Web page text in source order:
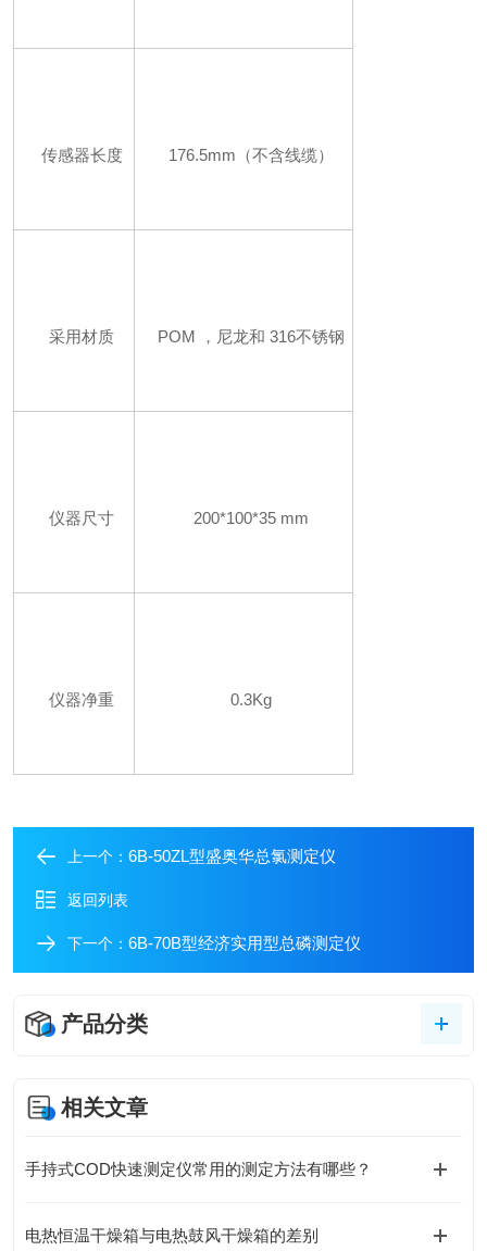
传感器长度 176.5mm（不含线缆）
采用材质 POM ，尼龙和 316不锈钢
仪器尺寸 200*100*35 mm
仪器净重 0.3Kg
上一个： 6B-50ZL型盛奥华总氯测定仪
返回列表
下一个： 6B-70B型经济实用型总磷测定仪
产品分类
相关文章
手持式COD快速测定仪常用的测定方法有哪些？
电热恒温干燥箱与电热鼓风干燥箱的差别